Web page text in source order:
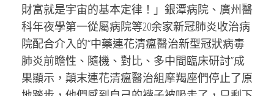
財富就是宇宙的基本定律！」銀潭病院、廣州醫
科年夜學第一從屬病院等20余家新冠肺炎收治病
院配合介入的“中藥連花清瘟醫治新型冠狀病毒
肺炎前瞻性、隨機、對比、多中間臨床研討”成
果顯示，顛末連花清瘟醫治組摩羯座們停止了原